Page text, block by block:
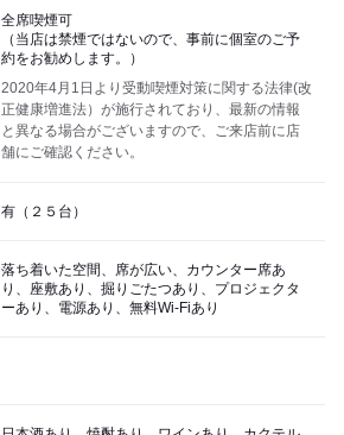
全席喫煙可
（当店は禁煙ではないので、事前に個室のご予
約をお勧めします。）
2020年4月1日より受動喫煙対策に関する法律(改
正健康増進法）が施行されており、最新の情報
と異なる場合がございますので、ご来店前に店
舗にご確認ください。
有（２５台）
落ち着いた空間、席が広い、カウンター席あ
り、座敷あり、掘りごたつあり、プロジェクタ
ーあり、電源あり、無料Wi-Fiあり